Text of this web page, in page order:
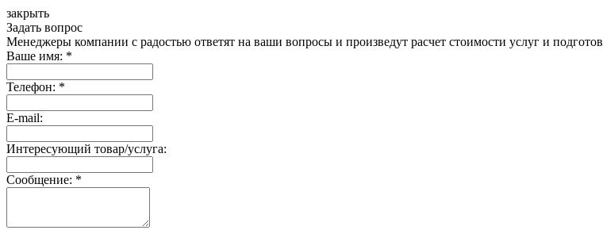
закрыть
Задать вопрос
Менеджеры компании с радостью ответят на ваши вопросы и произведут расчет стоимости услуг и
Ваше имя: *
Телефон: *
E-mail:
Интересующий товар/услуга:
Сообщение: *